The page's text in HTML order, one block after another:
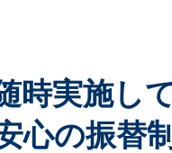
時実施し
心の振替